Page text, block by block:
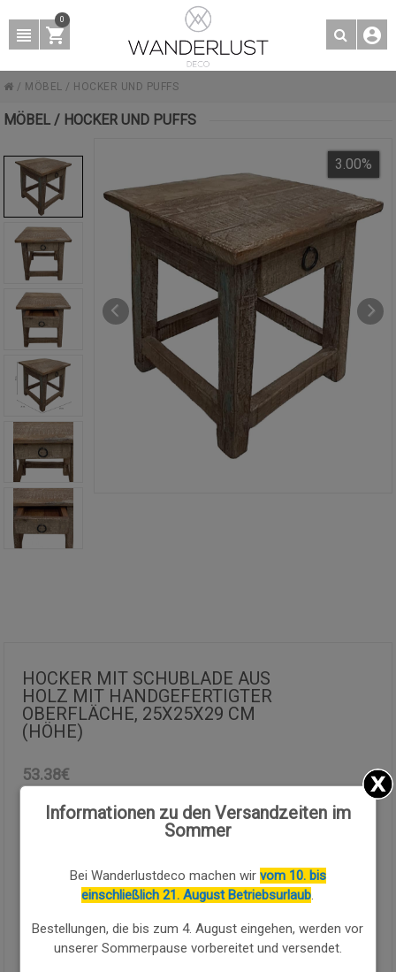
0
/ MÖBEL / HOCKER UND PUFFS
MÖBEL / HOCKER UND PUFFS
HOCKER MIT SCHUBLADE AUS
HOLZ MIT HANDGEFERTIGTER
OBERFLÄCHE, 25X25X29 CM
(HÖHE)
53.38€
3.00%
Verfügbarkeit: Verfügbar
KAUFEN SIE WEITER
Informationen zu den Versandzeiten im
Sommer
Bei Wanderlustdeco machen wir vom 10. bis
einschließlich 21. August Betriebsurlaub.
Bestellungen, die bis zum 4. August eingehen, werden vor
unserer Sommerpause vorbereitet und versendet.